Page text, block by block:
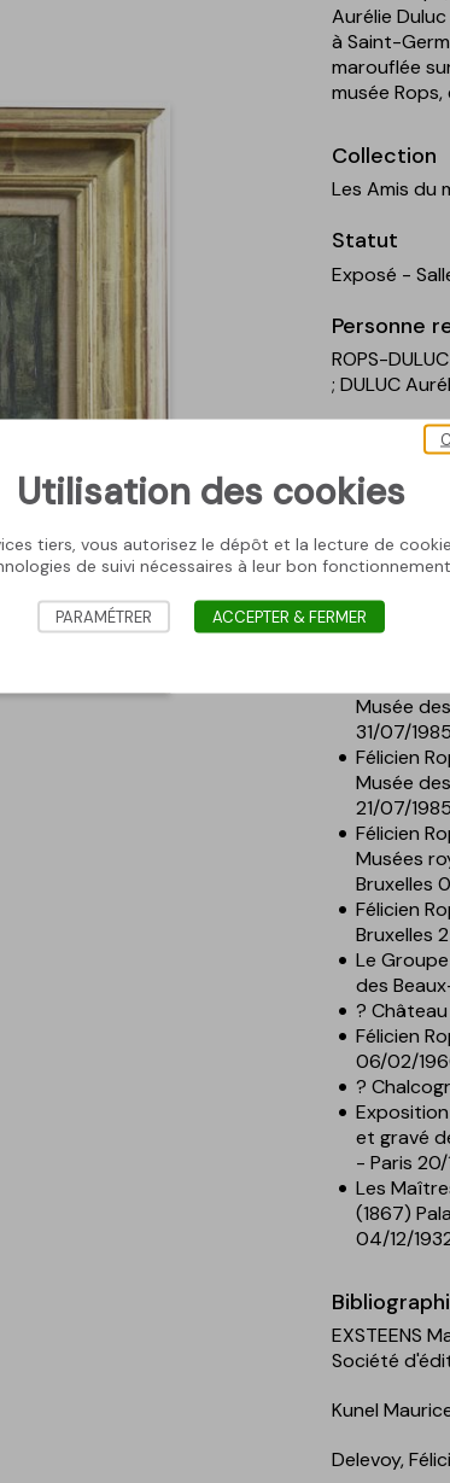
Aurélie
à Saint-
marouflée
musée Rops,
Collection
Les Amis du
Statut
Exposé -
Personne
ROPS-
; DULUC
Sujet /
Femme
Antica
Eros and
Estonie -
Rops
Félicien
Musée
31/07/
Félicien
Musée
21/07/1985
Félicien
Musées
Bruxelles
Félicien
Bruxelles
Le
des
?
Félicien
06/02/
?
et gravé
- Paris 20/
Les
(1867)
04/12/
EXSTEENS
Société
Kunel
Delevoy,
Utilisation des cookies
tiers, vous autorisez le dépôt et la lecture de
de suivi nécessaires à leur bon fonctionnement.
PARAMÉTRER ACCEPTER & FERMER